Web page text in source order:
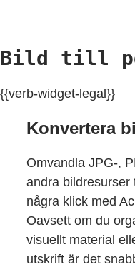
Bild till
{{verb-widget-legal}}
Konvertera
Omvandla JPG-,
andra bildresurser
några klick med
Oavsett om du
visuellt material
utskrift är det